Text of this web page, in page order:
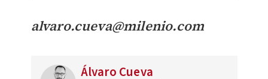
alvaro.cueva@milenio.com
Álvaro Cueva